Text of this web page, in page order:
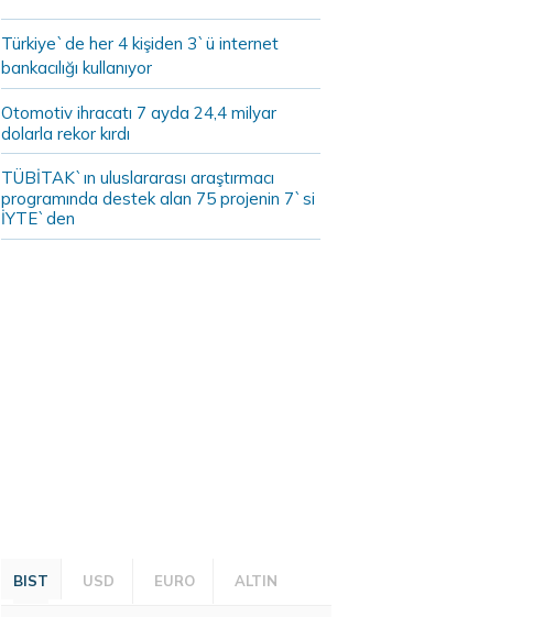
Türkiye`de her 4 kişiden 3`ü internet
bankacılığı kullanıyor
Otomotiv ihracatı 7 ayda 24,4 milyar
dolarla rekor kırdı
TÜBİTAK`ın uluslararası araştırmacı
programında destek alan 75 projenin 7`si
İYTE`den
BIST USD EURO ALTIN